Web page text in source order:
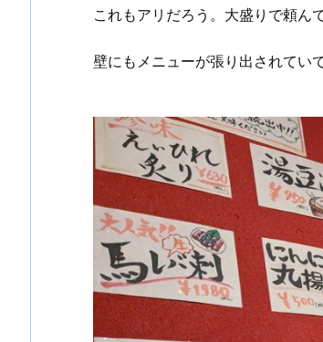
これもアリだろう。大盛りで頼ん
壁にもメニューが張り出されてい